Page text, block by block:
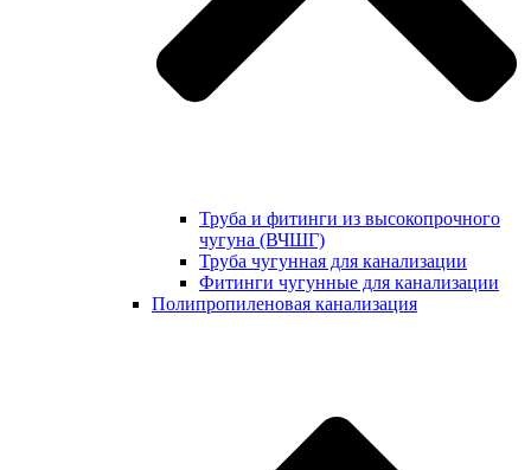
Труба и фитинги из высокопрочного
чугуна (ВЧШГ)
Труба чугунная для канализации
Фитинги чугунные для канализации
Полипропиленовая канализация